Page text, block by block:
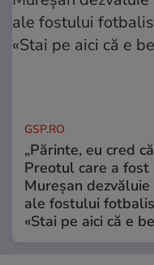
GSP.RO
„Părinte, eu cred
Preotul care a fost
Mureșan
ale fostului
«Stai pe aici că e